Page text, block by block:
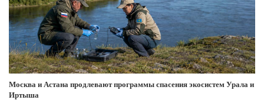
Москва и Астана продлевают программы спасения экосистем Урала и
Иртыша